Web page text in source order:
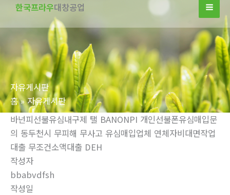
너
뛰
기
한국프라우대창공업
자유게시판
홈
자유게시판
바넌피선불유심내구제 탤 BANONPI 개인선불폰유심매입문
의 동두천시 무피해 무사고 유심매입업체 연체자비대면작업
대출 무조건소액대출 DEH
작성자
bbabvdfsh
작성일